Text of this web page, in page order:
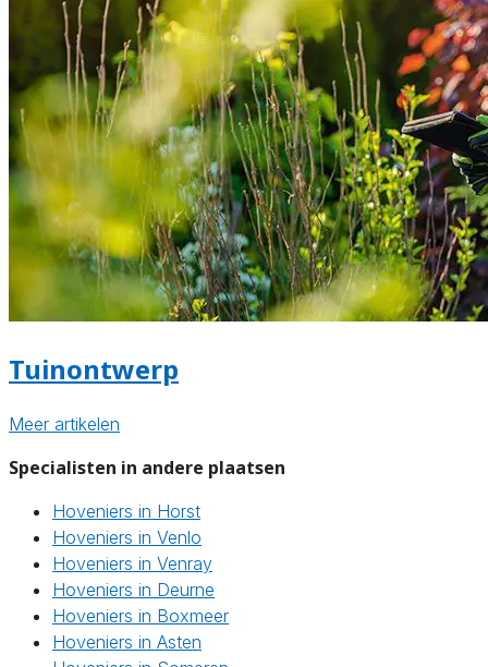
Tuinontwerp
Meer artikelen
Specialisten in andere plaatsen
Hoveniers in Horst
Hoveniers in Venlo
Hoveniers in Venray
Hoveniers in Deurne
Hoveniers in Boxmeer
Hoveniers in Asten